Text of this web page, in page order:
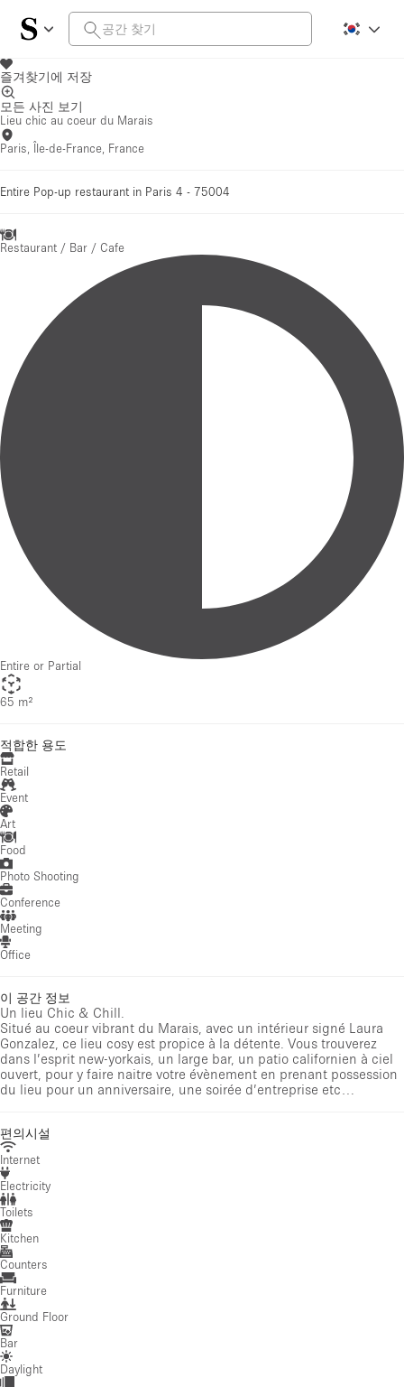
즐겨찾기에 저장
모든 사진 보기
Lieu chic au coeur du Marais
Paris, Île-de-France, France
Entire Pop-up restaurant in Paris 4 - 75004
Restaurant / Bar / Cafe
Entire or Partial
65 m²
적합한 용도
Retail
Event
Art
Food
Photo Shooting
Conference
Meeting
Office
이 공간 정보
Un lieu Chic & Chill.
Situé au coeur vibrant du Marais, avec un intérieur signé Laura
Gonzalez, ce lieu cosy est propice à la détente. Vous trouverez
dans l’esprit new-yorkais, un large bar, un patio californien à ciel
ouvert, pour y faire naitre votre évènement en prenant possession
du lieu pour un anniversaire, une soirée d’entreprise etc…
편의시설
Internet
Electricity
Toilets
Kitchen
Counters
Furniture
Ground Floor
Bar
Daylight